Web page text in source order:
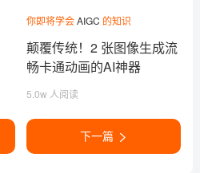
你即将学会AIGC 的知识
颠覆传统！2 张图像生成流
畅卡通动画的AI神器
ToonCrafter
5.0w 人阅读
下一篇